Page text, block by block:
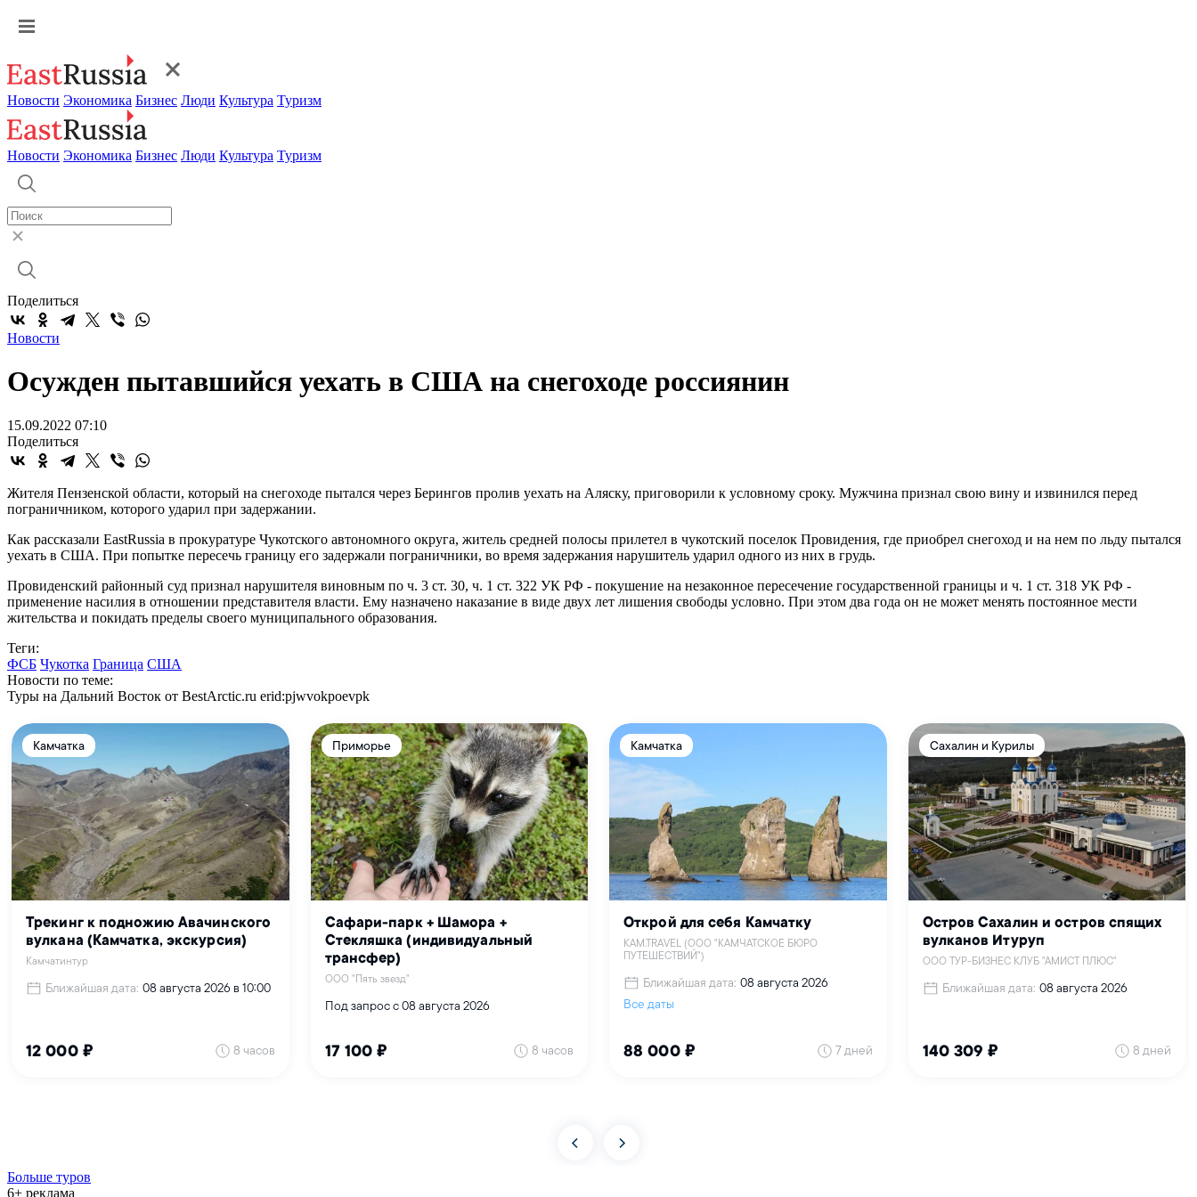
Новости Экономика Бизнес Люди Культура Туризм
Новости Экономика Бизнес Люди Культура Туризм
Поделиться
Новости
Осужден пытавшийся уехать в США на снегоходе россиянин
15.09.2022 07:10
Поделиться
Жителя Пензенской области, который на снегоходе пытался через Берингов пролив уехать на Аляску, приговорили к условному сроку. Мужчина признал свою вину и извинился перед
пограничником, которого ударил при задержании.
Как рассказали EastRussia в прокуратуре Чукотского автономного округа, житель средней полосы прилетел в чукотский поселок Провидения, где приобрел снегоход и на нем по льду пытался
уехать в США. При попытке пересечь границу его задержали пограничники, во время задержания нарушитель ударил одного из них в грудь.
Провиденский районный суд признал нарушителя виновным по ч. 3 ст. 30, ч. 1 ст. 322 УК РФ - покушение на незаконное пересечение государственной границы и ч. 1 ст. 318 УК РФ -
применение насилия в отношении представителя власти. Ему назначено наказание в виде двух лет лишения свободы условно. При этом два года он не может менять постоянное мести
жительства и покидать пределы своего муниципального образования.
Теги:
ФСБ Чукотка Граница США
Новости по теме:
Туры на Дальний Восток от BestArctic.ru erid:pjwvokpoevpk
Больше туров
6+ реклама